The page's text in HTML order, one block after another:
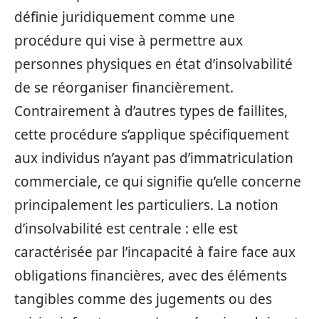
définie juridiquement comme une
procédure qui vise à permettre aux
personnes physiques en état d’insolvabilité
de se réorganiser financièrement.
Contrairement à d’autres types de faillites,
cette procédure s’applique spécifiquement
aux individus n’ayant pas d’immatriculation
commerciale, ce qui signifie qu’elle concerne
principalement les particuliers. La notion
d’insolvabilité est centrale : elle est
caractérisée par l’incapacité à faire face aux
obligations financières, avec des éléments
tangibles comme des jugements ou des